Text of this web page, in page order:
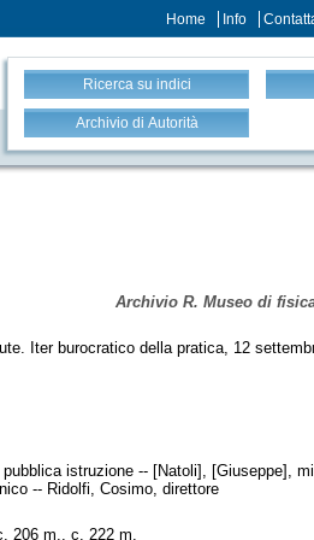
Home Info
Ricerca su indici
Archivio di Autorità